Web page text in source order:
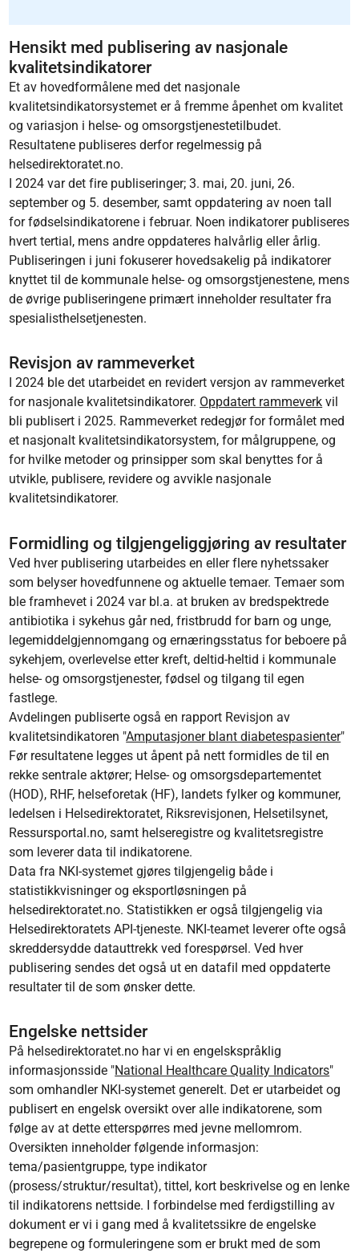
Hensikt med publisering av nasjonale
kvalitetsindikatorer
Et av hovedformålene med det nasjonale
kvalitetsindikatorsystemet er å fremme åpenhet om kvalitet
og variasjon i helse- og omsorgstjenestetilbudet.
Resultatene publiseres derfor regelmessig på
helsedirektoratet.no.
I 2024 var det fire publiseringer; 3. mai, 20. juni, 26.
september og 5. desember, samt oppdatering av noen tall
for fødselsindikatorene i februar. Noen indikatorer publiseres
hvert tertial, mens andre oppdateres halvårlig eller årlig.
Publiseringen i juni fokuserer hovedsakelig på indikatorer
knyttet til de kommunale helse- og omsorgstjenestene, mens
de øvrige publiseringene primært inneholder resultater fra
spesialisthelsetjenesten.
Revisjon av rammeverket
I 2024 ble det utarbeidet en revidert versjon av rammeverket
for nasjonale kvalitetsindikatorer. Oppdatert rammeverk vil
bli publisert i 2025. Rammeverket redegjør for formålet med
et nasjonalt kvalitetsindikatorsystem, for målgruppene, og
for hvilke metoder og prinsipper som skal benyttes for å
utvikle, publisere, revidere og avvikle nasjonale
kvalitetsindikatorer.
Formidling og tilgjengeliggjøring av resultater
Ved hver publisering utarbeides en eller flere nyhetssaker
som belyser hovedfunnene og aktuelle temaer. Temaer som
ble framhevet i 2024 var bl.a. at bruken av bredspektrede
antibiotika i sykehus går ned, fristbrudd for barn og unge,
legemiddelgjennomgang og ernæringsstatus for beboere på
sykehjem, overlevelse etter kreft, deltid-heltid i kommunale
helse- og omsorgstjenester, fødsel og tilgang til egen
fastlege.
Avdelingen publiserte også en rapport Revisjon av
kvalitetsindikatoren "Amputasjoner blant diabetespasienter"
Før resultatene legges ut åpent på nett formidles de til en
rekke sentrale aktører; Helse- og omsorgsdepartementet
(HOD), RHF, helseforetak (HF), landets fylker og kommuner,
ledelsen i Helsedirektoratet, Riksrevisjonen, Helsetilsynet,
Ressursportal.no, samt helseregistre og kvalitetsregistre
som leverer data til indikatorene.
Data fra NKI-systemet gjøres tilgjengelig både i
statistikkvisninger og eksportløsningen på
helsedirektoratet.no. Statistikken er også tilgjengelig via
Helsedirektoratets API-tjeneste. NKI-teamet leverer ofte også
skreddersydde datauttrekk ved forespørsel. Ved hver
publisering sendes det også ut en datafil med oppdaterte
resultater til de som ønsker dette.
Engelske nettsider
På helsedirektoratet.no har vi en engelskspråklig
informasjonsside "National Healthcare Quality Indicators"
som omhandler NKI-systemet generelt. Det er utarbeidet og
publisert en engelsk oversikt over alle indikatorene, som
følge av at dette etterspørres med jevne mellomrom.
Oversikten inneholder følgende informasjon:
tema/pasientgruppe, type indikator
(prosess/struktur/resultat), tittel, kort beskrivelse og en lenke
til indikatorens nettside. I forbindelse med ferdigstilling av
dokument er vi i gang med å kvalitetssikre de engelske
begrepene og formuleringene som er brukt med de som